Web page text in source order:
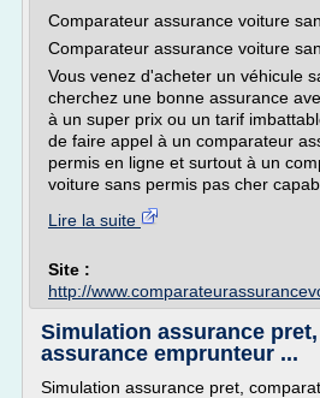
Comparateur assurance voiture
Comparateur assurance voiture
Vous venez d'acheter un véhicule
cherchez une bonne assurance
à un super prix ou un tarif
de faire appel à un comparateur
permis en ligne et surtout à un
voiture sans permis pas cher
Lire la suite
Site :
http://
Simulation assurance
assurance emprunteur ...
Simulation assurance pret,